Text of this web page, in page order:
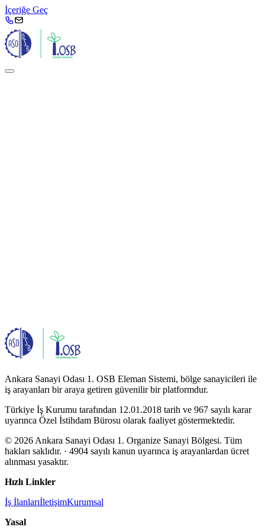
İçeriğe Geç
Ankara Sanayi Odası 1. OSB Eleman Sistemi, bölge sanayicileri ile
iş arayanları bir araya getiren güvenilir bir platformdur.
Türkiye İş Kurumu tarafından 12.01.2018 tarih ve 967 sayılı karar
uyarınca Özel İstihdam Bürosu olarak faaliyet göstermektedir.
© 2026 Ankara Sanayi Odası 1. Organize Sanayi Bölgesi. Tüm
hakları saklıdır. · 4904 sayılı kanun uyarınca iş arayanlardan ücret
alınması yasaktır.
Hızlı Linkler
İş İlanlarıİletişimKurumsal
Yasal